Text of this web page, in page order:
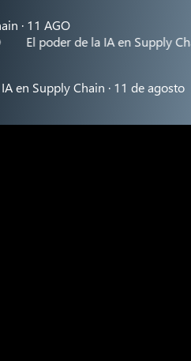
· 11 AGO
de la IA en Supply Chain ·
en Supply Chain · 11 de agosto